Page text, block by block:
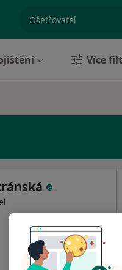
specializace, nemoc
Více